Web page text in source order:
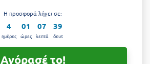
Η προσφορά λήγει σε:
4
ημέρες
01
ώρες
07
λεπτά
38
δευτ
Αγόρασέ το!